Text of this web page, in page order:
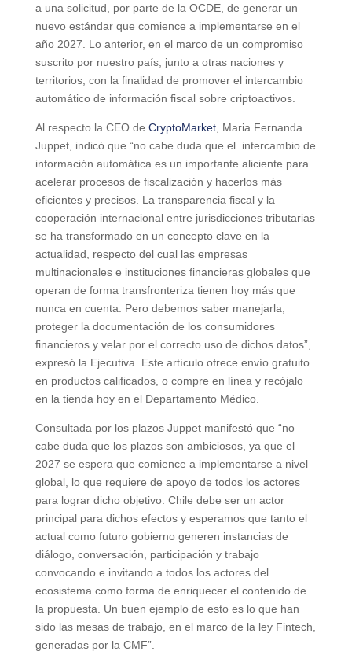
a una solicitud, por parte de la OCDE, de generar un
nuevo estándar que comience a implementarse en el
año 2027. Lo anterior, en el marco de un compromiso
suscrito por nuestro país, junto a otras naciones y
territorios, con la finalidad de promover el intercambio
automático de información fiscal sobre criptoactivos.
Al respecto la CEO de CryptoMarket, Maria Fernanda
Juppet, indicó que “no cabe duda que el intercambio de
información automática es un importante aliciente para
acelerar procesos de fiscalización y hacerlos más
eficientes y precisos. La transparencia fiscal y la
cooperación internacional entre jurisdicciones tributarias
se ha transformado en un concepto clave en la
actualidad, respecto del cual las empresas
multinacionales e instituciones financieras globales que
operan de forma transfronteriza tienen hoy más que
nunca en cuenta. Pero debemos saber manejarla,
proteger la documentación de los consumidores
financieros y velar por el correcto uso de dichos datos”,
expresó la Ejecutiva. Este artículo ofrece envío gratuito
en productos calificados, o compre en línea y recójalo
en la tienda hoy en el Departamento Médico.
Consultada por los plazos Juppet manifestó que “no
cabe duda que los plazos son ambiciosos, ya que el
2027 se espera que comience a implementarse a nivel
global, lo que requiere de apoyo de todos los actores
para lograr dicho objetivo. Chile debe ser un actor
principal para dichos efectos y esperamos que tanto el
actual como futuro gobierno generen instancias de
diálogo, conversación, participación y trabajo
convocando e invitando a todos los actores del
ecosistema como forma de enriquecer el contenido de
la propuesta. Un buen ejemplo de esto es lo que han
sido las mesas de trabajo, en el marco de la ley Fintech,
generadas por la CMF”.